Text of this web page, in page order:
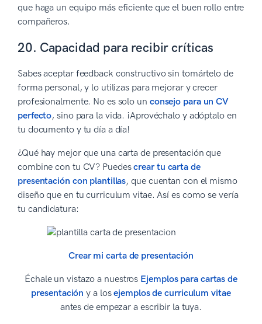
que haga un equipo más eficiente que el buen rollo entre
compañeros.
20. Capacidad para recibir críticas
Sabes aceptar feedback constructivo sin tomártelo de
forma personal, y lo utilizas para mejorar y crecer
profesionalmente. No es solo un consejo para un CV
perfecto, sino para la vida. ¡Aprovéchalo y adóptalo en
tu documento y tu día a día!
¿Qué hay mejor que una carta de presentación que
combine con tu CV? Puedescrear tu carta de
presentación con plantillas, que cuentan con el mismo
diseño que en tu curriculum vitae. Así es como se vería
tu candidatura:
Crear mi carta de presentación
Échale un vistazo a nuestros Ejemplos para cartas de
presentación y a losejemplos de curriculum vitae
antes de empezar a escribir la tuya.